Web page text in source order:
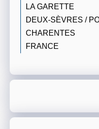
LA GARETTE
DEUX-SÈVRES /
CHARENTES
FRANCE